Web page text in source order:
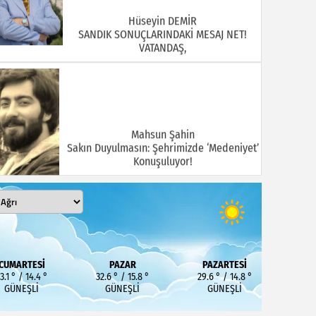
Hüseyin DEMİR
SANDIK SONUÇLARINDAKİ MESAJ NET!
VATANDAŞ,
Mahsun Şahin
Sakın Duyulmasın: Şehrimizde ‘Medeniyet’
Konuşuluyor!
MEHMET KOÇ
DOĞUBAYAZIT ASLINDA BİR İNANÇ
MERKEZİDİR
° / 14.4 °
GÜNEŞLI
PAZAR
32.6 ° / 15.8 °
GÜNEŞLI
PAZARTESI
29.6 ° / 14.8 °
GÜNEŞLI